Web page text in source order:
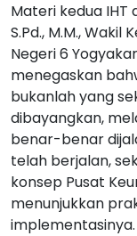
Materi kedua IHT
S.Pd., M.M., Wakil
Negeri 6
menegaskan
bukanlah yang
dibayangkan,
benar-benar
telah berjalan,
konsep Pusat
menunjukkan
implementasinya.